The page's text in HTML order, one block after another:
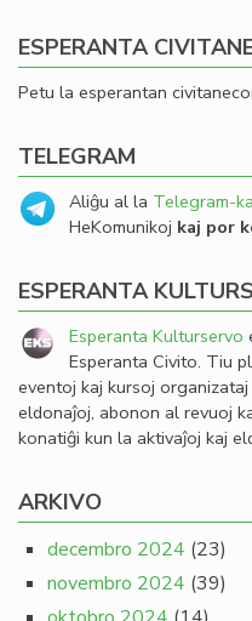
ESPERANTA
Petu la esperantan
TELEGRAM
Aliĝu al la Telegram-
HeKomunikoj kaj por
ESPERANTA
Esperanta Kulturservo
Esperanta Civito. Tiu
eventoj kaj kursoj
eldonaĵoj, abonon al revuoj
konatiĝi kun la aktivaĵoj kaj
ARKIVO
decembro 2024 (23)
novembro 2024 (39)